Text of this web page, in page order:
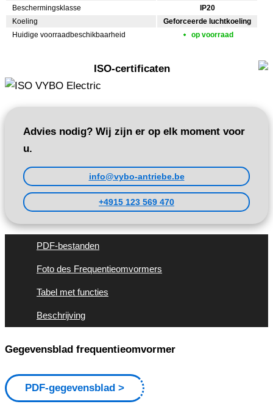
Beschermingsklasse
IP20
Koeling
Geforceerde luchtkoeling
Huidige voorraadbeschikbaarheid
op voorraad
ISO-certificaten
Advies nodig? Wij zijn er op elk moment voor
u.
info@vybo-antriebe.be
+4915 123 569 470
PDF-bestanden
Foto des Frequentieomvormers
Tabel met functies
Beschrijving
Gegevensblad frequentieomvormer
PDF-gegevensblad